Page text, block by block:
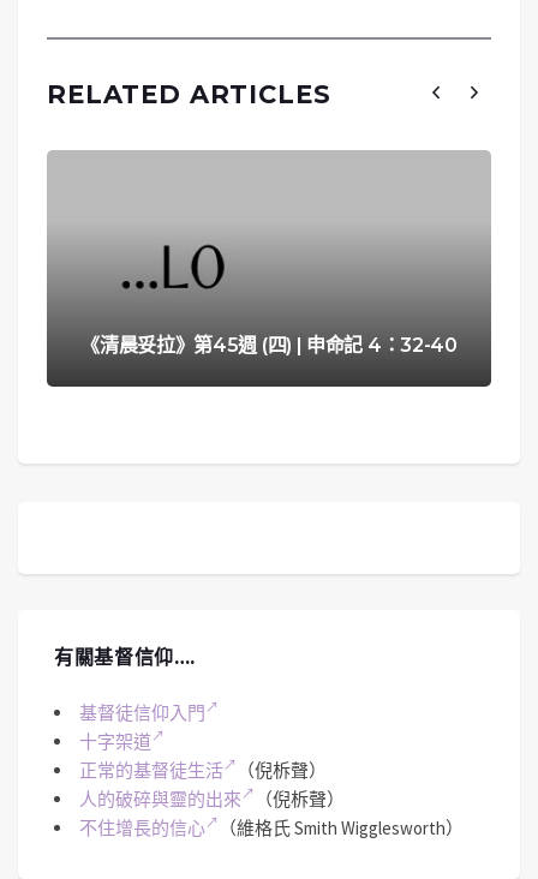
RELATED ARTICLES
《清晨妥拉》第45週 (四) | 申命記 4：32-40
有關基督信仰….
基督徒信仰入門
十字架道
正常的基督徒生活
（倪柝聲）
人的破碎與靈的出來
（倪柝聲）
不住增長的信心
（維格氏 Smith Wigglesworth）